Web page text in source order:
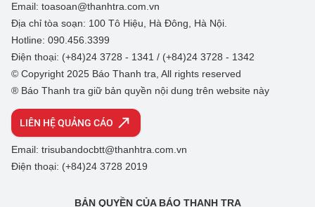
Email: toasoan@thanhtra.com.vn
Địa chỉ tòa soạn: 100 Tô Hiệu, Hà Đông, Hà Nội.
Hotline: 090.456.3399
Điện thoại: (+84)24 3728 - 1341 / (+84)24 3728 - 1342
© Copyright 2025 Báo Thanh tra, All rights reserved
® Báo Thanh tra giữ bản quyền nội dung trên website này
LIÊN HỆ QUẢNG CÁO
Email: trisubandocbtt@thanhtra.com.vn
Điện thoại: (+84)24 3728 2019
BẢN QUYỀN CỦA BÁO THANH TRA